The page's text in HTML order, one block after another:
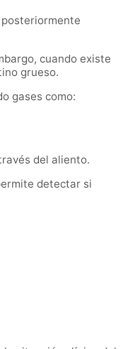
cuando existe
grueso.
gases como:
del aliento.
detectar si